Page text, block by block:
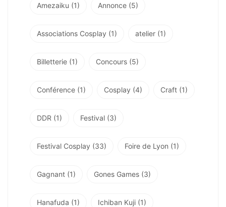
Amezaiku (1) Annonce (5)
Associations Cosplay (1) atelier (1)
Billetterie (1) Concours (5)
Conférence (1) Cosplay (4) Craft (1)
DDR (1) Festival (3)
Festival Cosplay (33) Foire de Lyon (1)
Gagnant (1) Gones Games (3)
Hanafuda (1) Ichiban Kuji (1)